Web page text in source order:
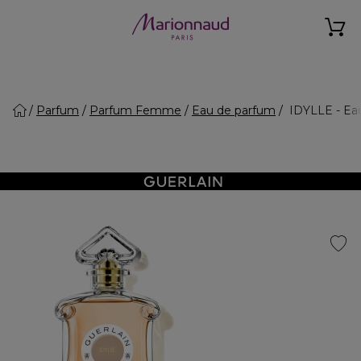
Parfum Parfum Femme Eau de parfum IDYLLE -